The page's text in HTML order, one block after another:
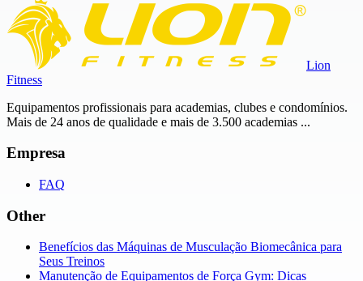
Lion
Fitness
Equipamentos profissionais para academias, clubes e condomínios.
Mais de 24 anos de qualidade e mais de 3.500 academias ...
Empresa
FAQ
Other
Benefícios das Máquinas de Musculação Biomecânica para
Seus Treinos
Manutenção de Equipamentos de Força Gym: Dicas